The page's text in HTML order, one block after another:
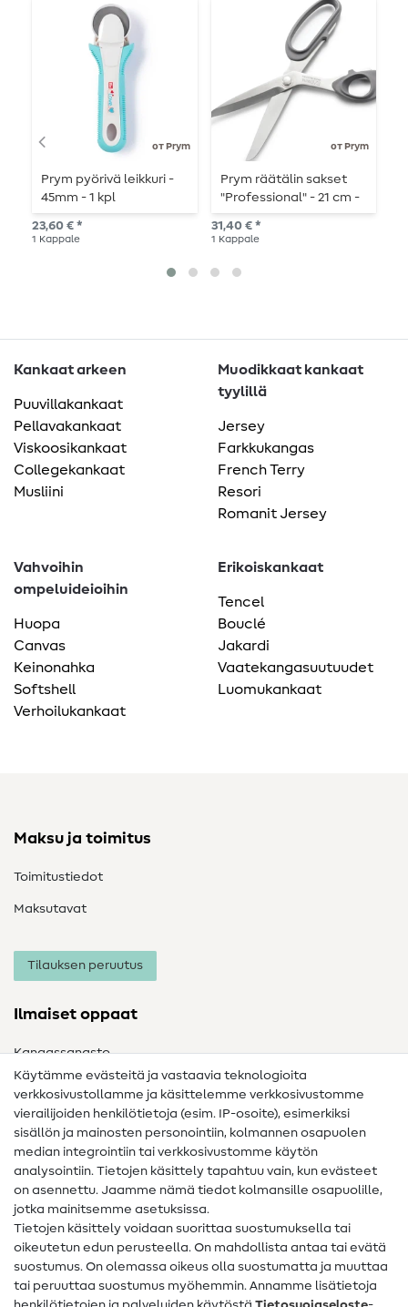
от Prym
Prym pyörivä leikkuri -
45mm - 1 kpl
23,60 € *
1 Kappale
от Prym
Prym räätälin sakset
"Professional" - 21 cm -
vasenkätinen
31,40 € *
1 Kappale
Kankaat arkeen
Puuvillakankaat
Pellavakankaat
Viskoosikankaat
Collegekankaat
Musliini
Muodikkaat kankaat
tyylillä
Jersey
Farkkukangas
French Terry
Resori
Romanit Jersey
Vahvoihin
ompeluideioihin
Huopa
Canvas
Keinonahka
Softshell
Verhoilukankaat
Erikoiskankaat
Tencel
Bouclé
Jakardi
Vaatekangasuutuudet
Luomukankaat
Maksu ja toimitus
Toimitustiedot
Maksutavat
Tilauksen peruutus
Ilmaiset oppaat
Kangassanasto
Ompelusanasto
Ompeluohjeet
Apua ja yhteystiedot
Yhteystiedot
Tietoa omistajanvaihdoksesta
FAQ
Peruutusoikeus
Käytämme evästeitä ja vastaavia teknologioita
verkkosivustollamme ja käsittelemme verkkosivustomme
vierailijoiden henkilötietoja (esim. IP-osoite), esimerkiksi
sisällön ja mainosten personointiin, kolmannen osapuolen
median integrointiin tai verkkosivustomme käytön
analysointiin. Tietojen käsittely tapahtuu vain, kun evästeet
on asennettu. Jaamme nämä tiedot kolmansille osapuolille,
jotka mainitsemme asetuksissa.
Tietojen käsittely voidaan suorittaa suostumuksella tai
oikeutetun edun perusteella. On mahdollista antaa tai evätä
suostumus. On olemassa oikeus olla suostumatta ja muuttaa
tai peruuttaa suostumus myöhemmin. Annamme lisätietoja